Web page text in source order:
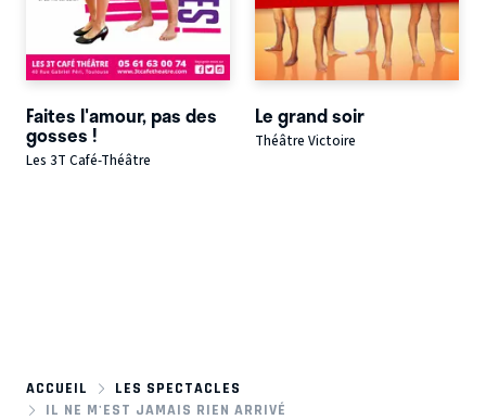
Faites l'amour, pas des
gosses !
Les 3T Café-Théâtre
Le grand soir
Théâtre Victoire
ACCUEIL
LES SPECTACLES
IL NE M'EST JAMAIS RIEN ARRIVÉ